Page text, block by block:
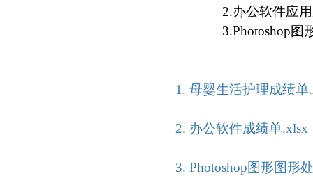
2.办公软件应用
3.Photoshop图
1. 母婴生活护理成绩单
2. 办公软件成绩单.xlsx
3. Photoshop图形图形